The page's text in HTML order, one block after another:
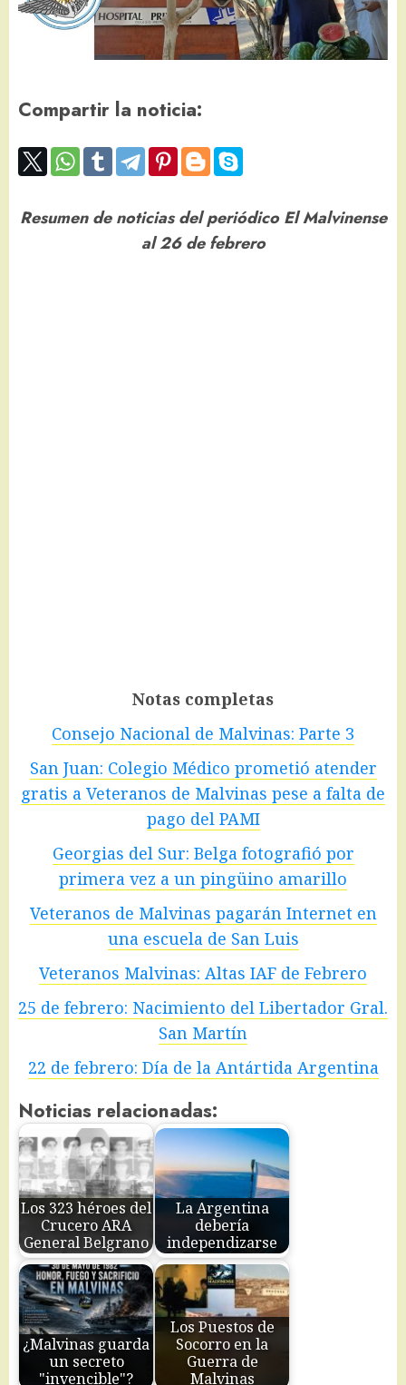
Compartir la noticia:
Resumen de noticias del periódico El Malvinense
al 26 de febrero
Notas completas
Consejo Nacional de Malvinas: Parte 3
San Juan: Colegio Médico prometió atender
gratis a Veteranos de Malvinas pese a falta de
pago del PAMI
Georgias del Sur: Belga fotografió por
primera vez a un pingüino amarillo
Veteranos de Malvinas pagarán Internet en
una escuela de San Luis
Veteranos Malvinas: Altas IAF de Febrero
25 de febrero: Nacimiento del Libertador Gral.
San Martín
22 de febrero: Día de la Antártida Argentina
Noticias relacionadas:
Los 323 héroes del
Crucero ARA
General Belgrano
La Argentina
debería
independizarse
¿Malvinas guarda
un secreto
"invencible"?
Los Puestos de
Socorro en la
Guerra de
Malvinas